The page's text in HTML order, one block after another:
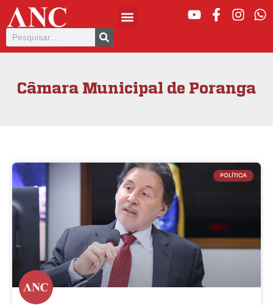
Câmara Municipal de Poranga
POLÍTICA